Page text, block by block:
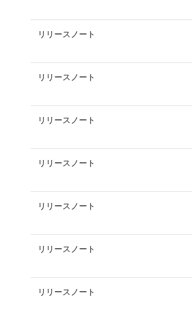
リリースノート
リリースノート
リリースノート
リリースノート
リリースノート
リリースノート
リリースノート